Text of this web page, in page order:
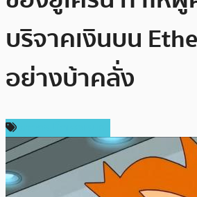
บริจาคเงินบน
อย่างบ้าคลั่ง